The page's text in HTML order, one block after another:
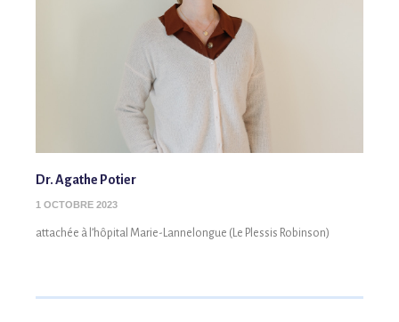
Dr. Agathe Potier
1 OCTOBRE 2023
attachée à l’hôpital Marie-Lannelongue (Le Plessis Robinson)